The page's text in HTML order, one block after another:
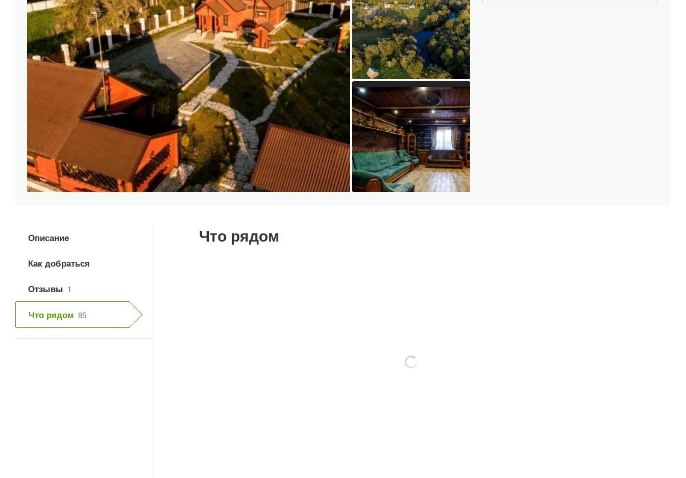
Описание
Как добраться
Отзывы 1
Что рядом 85
Что рядом